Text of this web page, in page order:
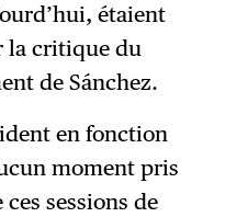
étaient
la critique du
de Sánchez.
en fonction
moment pris
sessions de